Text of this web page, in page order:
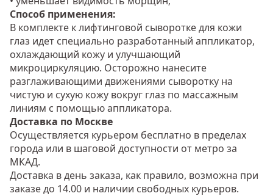
Способ применения:
В комплекте к лифтинговой сыворотке для кожи
глаз идет специально разработанный аппликатор,
охлаждающий кожу и улучшающий
микроциркуляцию. Осторожно нанесите
разглаживающими движениями сыворотку на
чистую и сухую кожу вокруг глаз по массажным
линиям с помощью аппликатора.
Доставка по Москве
Осуществляется курьером бесплатно в пределах
города или в шаговой доступности от метро за
МКАД.
Доставка в день заказа, как правило, возможна при
заказе до 14.00 и наличии свободных курьеров.